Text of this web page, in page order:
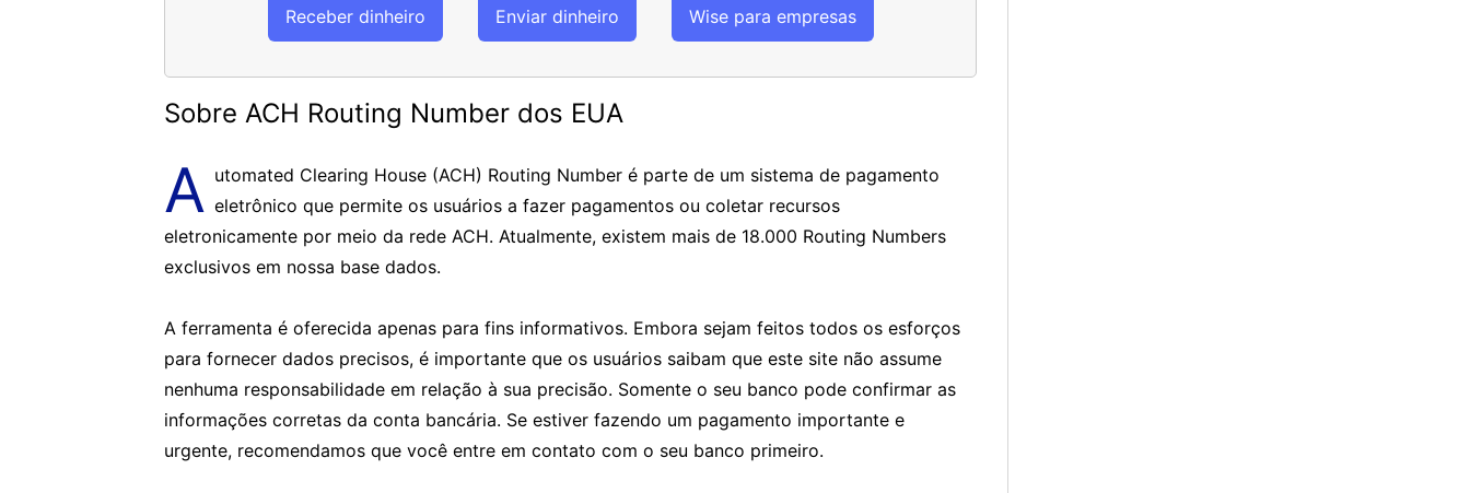
Receber dinheiro Enviar dinheiro Wise para empresas
Sobre ACH Routing Number dos EUA
A utomated Clearing House (ACH) Routing Number é parte de um sistema de pagamento
eletrônico que permite os usuários a fazer pagamentos ou coletar recursos
eletronicamente por meio da rede ACH. Atualmente, existem mais de 18.000 Routing Numbers
exclusivos em nossa base dados.
A ferramenta é oferecida apenas para fins informativos. Embora sejam feitos todos os esforços
para fornecer dados precisos, é importante que os usuários saibam que este site não assume
nenhuma responsabilidade em relação à sua precisão. Somente o seu banco pode confirmar as
informações corretas da conta bancária. Se estiver fazendo um pagamento importante e
urgente, recomendamos que você entre em contato com o seu banco primeiro.